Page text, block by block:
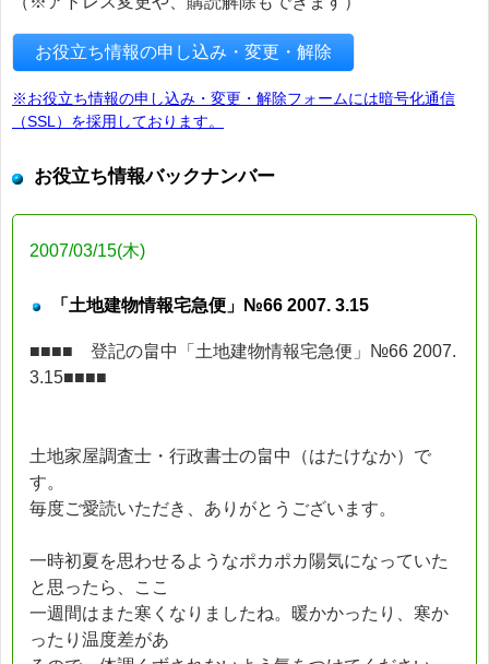
お役立ち情報の申し込み・変更・解除
※お役立ち情報の申し込み・変更・解除フォームには暗号化通信
（SSL）を採用しております。
お役立ち情報バックナンバー
2007/03/15(木)
「土地建物情報宅急便」№66 2007. 3.15
■■■■ 登記の畠中「土地建物情報宅急便」№66 2007.
3.15■■■■
土地家屋調査士・行政書士の畠中（はたけなか）で
す。
毎度ご愛読いただき、ありがとうございます。
一時初夏を思わせるようなポカポカ陽気になっていた
と思ったら、ここ
一週間はまた寒くなりましたね。暖かかったり、寒か
ったり温度差があ